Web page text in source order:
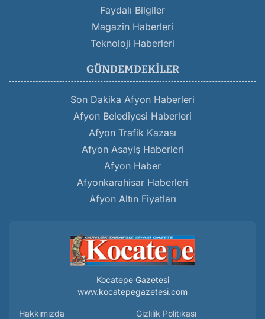
Faydalı Bilgiler
Magazin Haberleri
Teknoloji Haberleri
GÜNDEMDEKILER
Son Dakika Afyon Haberleri
Afyon Belediyesi Haberleri
Afyon Trafik Kazası
Afyon Asayiş Haberleri
Afyon Haber
Afyonkarahisar Haberleri
Afyon Altın Fiyatları
Kocatepe Gazetesi
www.kocatepegazetesi.com
Hakkımızda Gizlilik Politikası